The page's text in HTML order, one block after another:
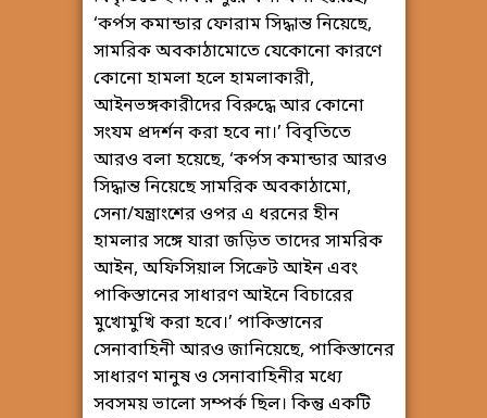
‘কর্পস কমান্ডার ফোরাম সিদ্ধান্ত নিয়েছে,
সামরিক অবকাঠামোতে যেকোনো কারণে
কোনো হামলা হলে হামলাকারী,
আইনভঙ্গকারীদের বিরুদ্ধে আর কোনো
সংযম প্রদর্শন করা হবে না।’ বিবৃতিতে
আরও বলা হয়েছে, ‘কর্পস কমান্ডার আরও
সিদ্ধান্ত নিয়েছে সামরিক অবকাঠামো,
সেনা/যন্ত্রাংশের ওপর এ ধরনের হীন
হামলার সঙ্গে যারা জড়িত তাদের সামরিক
আইন, অফিসিয়াল সিক্রেট আইন এবং
পাকিস্তানের সাধারণ আইনে বিচারের
মুখোমুখি করা হবে।’ পাকিস্তানের
সেনাবাহিনী আরও জানিয়েছে, পাকিস্তানের
সাধারণ মানুষ ও সেনাবাহিনীর মধ্যে
সবসময় ভালো সম্পর্ক ছিল। কিন্তু একটি